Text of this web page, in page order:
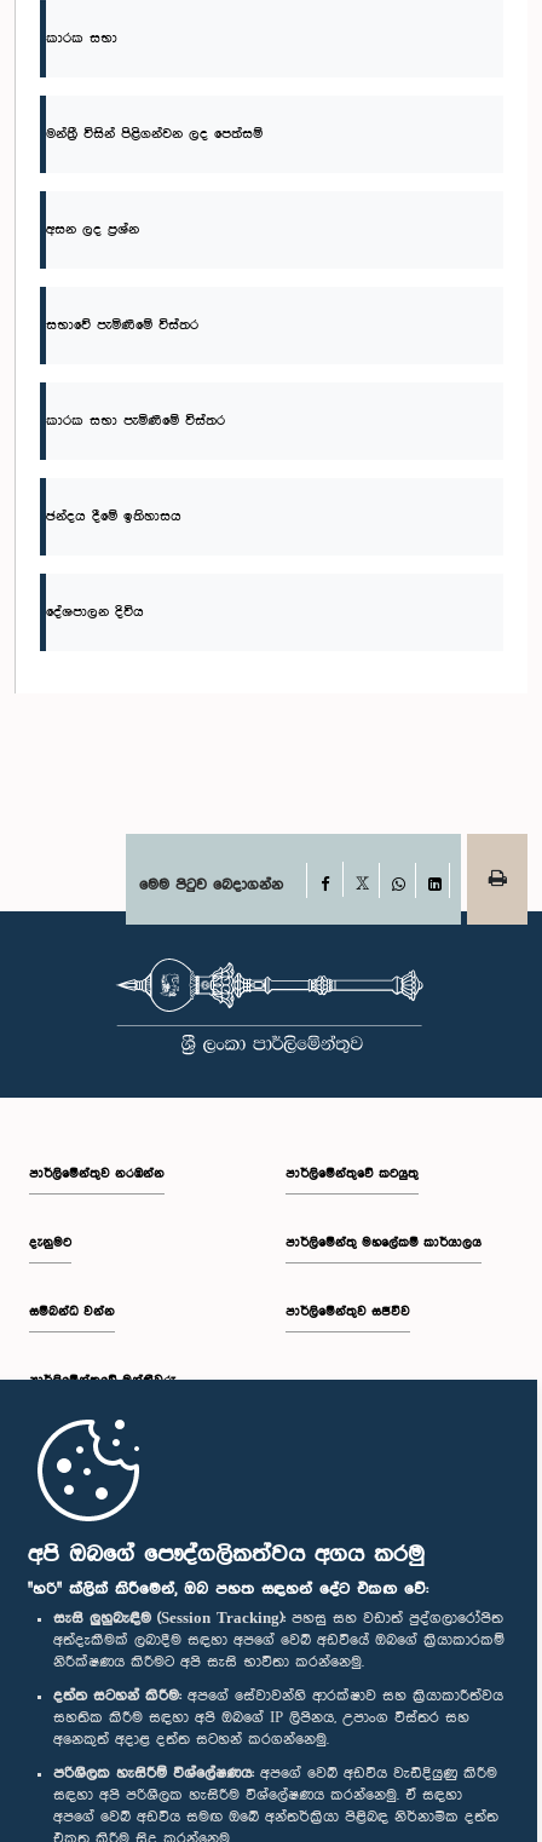
අපි ඔබගේ පෞද්ගලිකත්වය අගය කරමු
"හරි" ක්ලික් කිරීමෙන්, ඔබ පහත සඳහන් දේට එකඟ වේ:
සැසි ලුහුබැඳීම (Session Tracking): පහසු සහ වඩාත් පුද්ගලාරෝපිත
අත්දැකීමක් ලබාදීම සඳහා අපගේ වෙබ් අඩවියේ ඔබගේ ක්‍රියාකාරකම්
නිරීක්ෂණය කිරීමට අපි සැසි භාවිතා කරන්නෙමු.
දත්ත සටහන් කිරීම: අපගේ සේවාවන්හි ආරක්ෂාව සහ ක්‍රියාකාරීත්වය
සහතික කිරීම සඳහා අපි ඔබගේ IP ලිපිනය, උපාංග විස්තර සහ
අනෙකුත් අදාළ දත්ත සටහන් කරගන්නෙමු.
පරිශීලක හැසිරීම් විශ්ලේෂණය: අපගේ වෙබ් අඩවිය වැඩිදියුණු කිරීම
සඳහා අපි පරිශීලක හැසිරීම විශ්ලේෂණය කරන්නෙමු. ඒ සඳහා
අපගේ වෙබ් අඩවිය සමඟ ඔබේ අන්තර්ක්‍රියා පිළිබඳ නිර්නාමික දත්ත
කාරක සභා
මන්ත්‍රී විසින් පිළිගන්වන ලද පෙත්සම්
අසන ලද ප්‍රශ්න
සභාවේ පැමිණීමේ විස්තර
කාරක සභා පැමිණීමේ විස්තර
ඡන්දය දීමේ ඉතිහාසය
දේශපාලන දිවිය
මෙම පිටුව බෙදාගන්න Facebook
පාර්ලි‌මේන්තුව නරඹන්න
දැනුමට
සම්බන්ධ වන්න
පාර්ලි‌මේන්තුවේ මන්ත්‍රීවරු
මුල් පිටුව
පාර්ලිමේන්තුවේ කටයුතු
පාර්ලිමේන්තු මහලේකම් කාර්යාලය
පාර්ලිමේන්තුව සජීවීව
පාර්ලිමේන්තු ජංගම යෙදුම
අප හා සම්බන්ධ වී සිටින්න :
සම්මාන
පෞද්ගලිකත්ව ප්‍රතිපත්තිය